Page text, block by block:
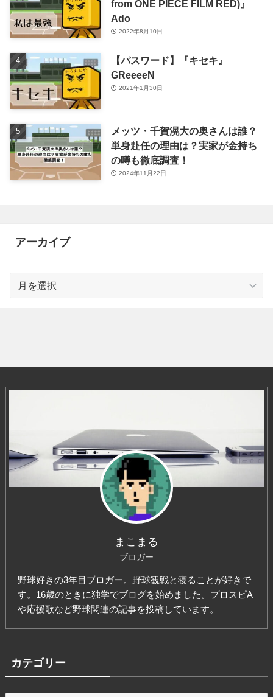
from ONE PIECE FILM RED)』
Ado
2022年8月10日
【パスワード】『キセキ』
GReeeeN
2021年1月30日
メッツ・千賀滉大の奥さんは誰？
単身赴任の理由は？実家が金持ち
の噂も徹底調査！
2024年11月22日
アーカイブ
まこまる
ブロガー
野球好きの3年目ブロガー。野球観戦と寝ることが好きで
す。16歳のときに独学でブログを始めました。プロスピA
や応援歌など野球関連の記事を投稿しています。
カテゴリー